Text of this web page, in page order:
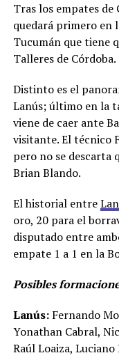
Tras los empates de
quedará primero en
Tucumán que tiene
Talleres de Córdoba.
Distinto es el
Lanús; último en la
viene de caer ante
visitante. El técnico
pero no se descarta
Brian Blando.
El historial entre
oro, 20 para el
disputado entre
empate 1 a 1 en la
Posibles
Lanús:Fernando
Yonathan Cabral,
Raúl Loaiza,